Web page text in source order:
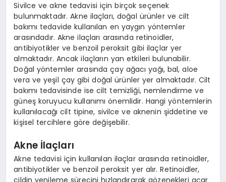
Sivilce ve akne tedavisi için birçok seçenek
bulunmaktadır. Akne ilaçları, doğal ürünler ve cilt
bakımı tedavide kullanılan en yaygın yöntemler
arasındadır. Akne ilaçları arasında retinoidler,
antibiyotikler ve benzoil peroksit gibi ilaçlar yer
almaktadır. Ancak ilaçların yan etkileri bulunabilir.
Doğal yöntemler arasında çay ağacı yağı, bal, aloe
vera ve yeşil çay gibi doğal ürünler yer almaktadır. Cilt
bakımı tedavisinde ise cilt temizliği, nemlendirme ve
güneş koruyucu kullanımı önemlidir. Hangi yöntemlerin
kullanılacağı cilt tipine, sivilce ve aknenin şiddetine ve
kişisel tercihlere göre değişebilir.
Akne İlaçları
Akne tedavisi için kullanılan ilaçlar arasında retinoidler,
antibiyotikler ve benzoil peroksit yer alır. Retinoidler,